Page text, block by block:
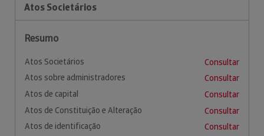
Atos Societários
Resumo
Atos Societários
Consultar
Atos sobre administradores
Consultar
Atos de capital
Consultar
Atos de Constituição e Alteração
Consultar
Atos de identificação
Consultar